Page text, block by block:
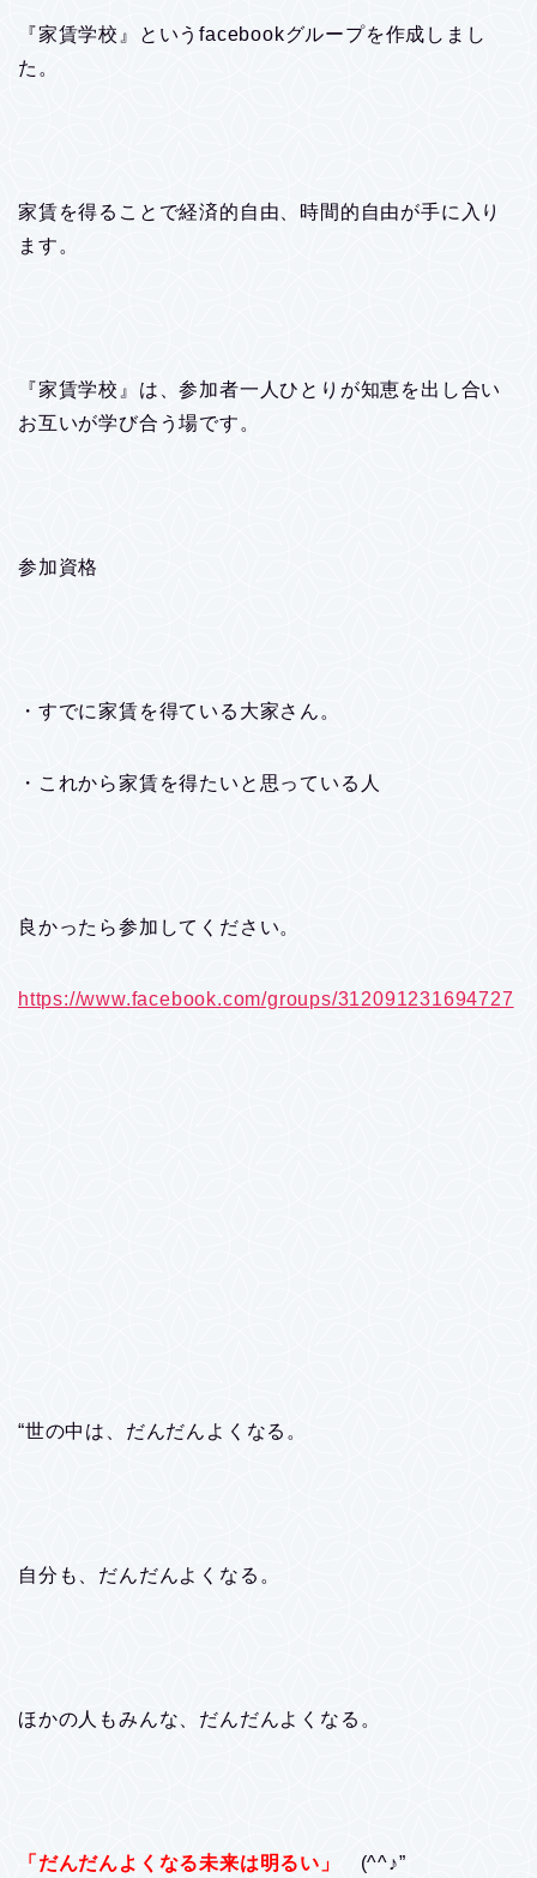
『家賃学校』というfacebookグループを作成しまし
た。
家賃を得ることで経済的自由、時間的自由が手に入り
ます。
『家賃学校』は、参加者一人ひとりが知恵を出し合い
お互いが学び合う場です。
参加資格
・すでに家賃を得ている大家さん。
・これから家賃を得たいと思っている人
良かったら参加してください。
https://www.facebook.com/groups/312091231694727
“世の中は、だんだんよくなる。
自分も、だんだんよくなる。
ほかの人もみんな、だんだんよくなる。
「だんだんよくなる未来は明るい」 (^^♪”